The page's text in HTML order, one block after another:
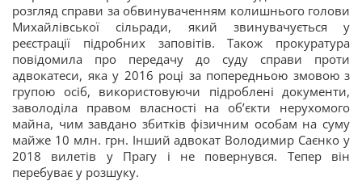
розгляд справи за обвинуваченням колишнього голови
Михайлівської сільради, який звинувачується у
реєстрації підробних заповітів. Також прокуратура
повідомила про передачу до суду справи проти
адвокатеси, яка у 2016 році за попередньою змовою з
групою осіб, використовуючи підроблені документи,
заволоділа правом власності на об’єкти нерухомого
майна, чим завдано збитків фізичним особам на суму
майже 10 млн. грн. Інший адвокат Володимир Саєнко у
2018 вилетів у Прагу і не повернувся. Тепер він
перебуває у розшуку.